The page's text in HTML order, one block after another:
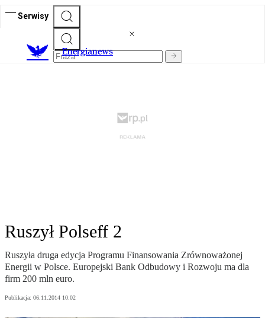
Serwisy
Energianews
Ruszył Polseff 2
Ruszyła druga edycja Programu Finansowania Zrównoważonej
Energii w Polsce. Europejski Bank Odbudowy i Rozwoju ma dla
firm 200 mln euro.
Publikacja: 06.11.2014 10:02